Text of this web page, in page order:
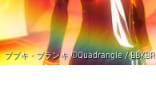
ブブキ・ブランキ ©Quadrangle /